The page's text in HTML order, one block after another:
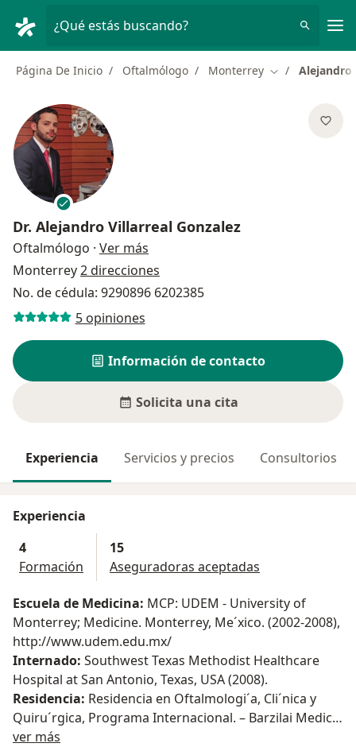
¿Qué estás buscando?
Página De Inicio Oftalmólogo Monterrey Cambiar de
Alejandro
Dr. Alejandro Villarreal Gonzalez
Oftalmólogo · Ver más
Monterrey2 direcciones
No. de cédula: 9290896 6202385
5 opiniones
Información de contacto
Solicita una cita
Experiencia Servicios y precios Consultorios
Experiencia
4
Formación
15
Aseguradoras aceptadas
Escuela de Medicina: MCP: UDEM - University of
Monterrey; Medicine. Monterrey, Me´xico. (2002-2008),
http://www.udem.edu.mx/
Internado: Southwest Texas Methodist Healthcare
Hospital at San Antonio, Texas, USA (2008).
Residencia: Residencia en Oftalmologi´a, Cli´nica y
Quiru´rgica, Programa Internacional. – Barzilai Medical
Center, Ashkelon, Israel. Affiliated to Ben Gurion
ver más